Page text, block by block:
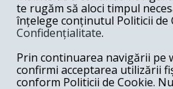
Email
te rugăm să aloci timpul
înțelege conținutul Politicii de
Confidențialitate.
Prin continuarea navigării pe
confirmi acceptarea utilizării
conform Politicii de Cookie.